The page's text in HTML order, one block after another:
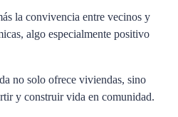
la convivencia entre vecinos y
algo especialmente positivo
no solo ofrece viviendas, sino
y construir vida en comunidad.